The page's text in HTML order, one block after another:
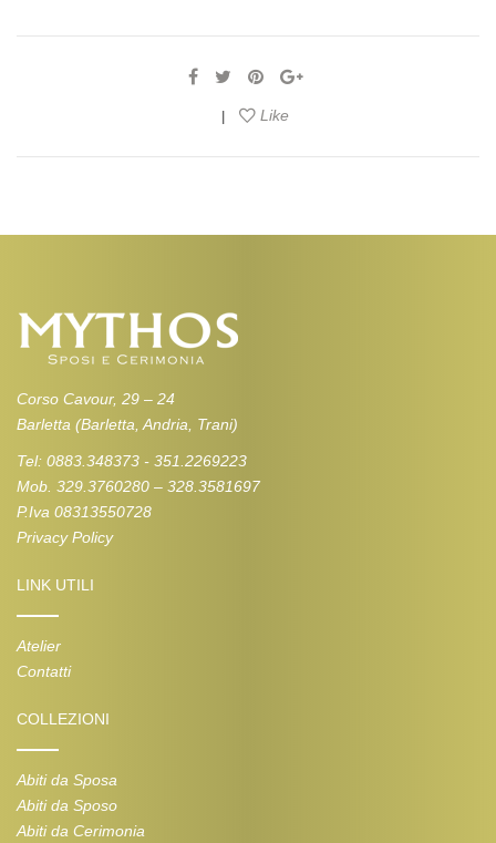
Like
Corso Cavour, 29 – 24
Barletta (Barletta, Andria, Trani)
Tel: 0883.348373 - 351.2269223
Mob. 329.3760280 – 328.3581697
P.Iva 08313550728
Privacy Policy
LINK UTILI
Atelier
Contatti
COLLEZIONI
Abiti da Sposa
Abiti da Sposo
Abiti da Cerimonia